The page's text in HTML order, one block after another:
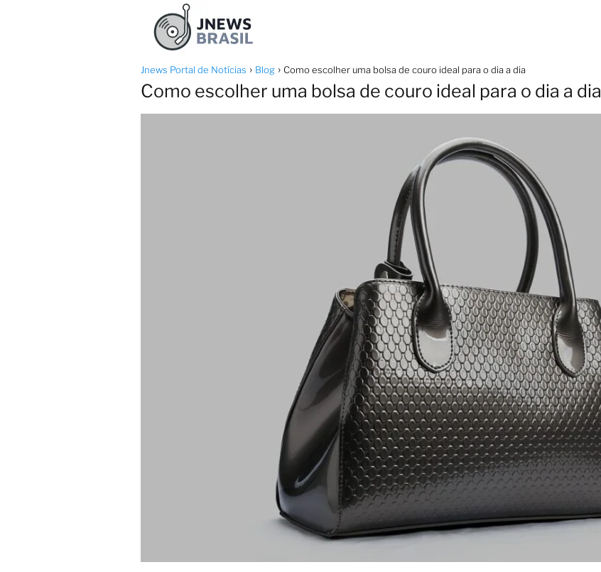
Jnews Portal de Notícias Blog Como escolher uma bolsa de couro ideal para o dia a dia
Como escolher uma bolsa de couro ideal para o dia a dia